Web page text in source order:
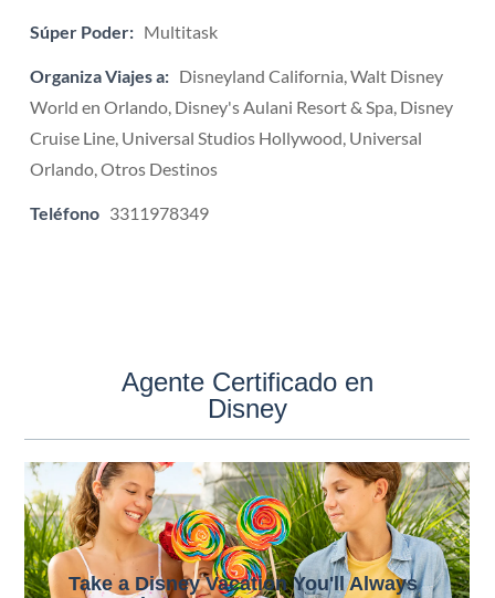
Súper Poder: Multitask
Organiza Viajes a: Disneyland California, Walt Disney
World en Orlando, Disney's Aulani Resort & Spa, Disney
Cruise Line, Universal Studios Hollywood, Universal
Orlando, Otros Destinos
Teléfono 3311978349